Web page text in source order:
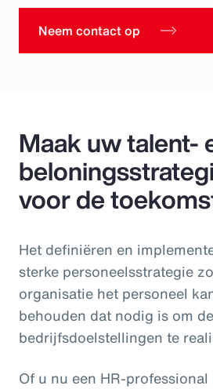
Neem contact op
Maak uw talent-
voor de
Het definiëren en
sterke personeelsstrategie
organisatie het personeel
behouden dat nodig is om de
bedrijfsdoelstellingen te
Of u nu een HR-